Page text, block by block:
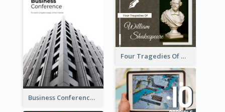
Business Conference Booklet
Four Tragedies Of William Shakespeare